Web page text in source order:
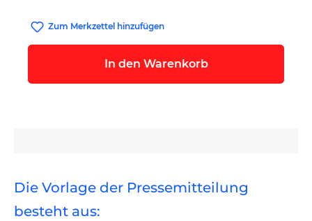
Zum Merkzettel hinzufügen
In den Warenkorb
Die Vorlage der Pressemitteilung
besteht aus: